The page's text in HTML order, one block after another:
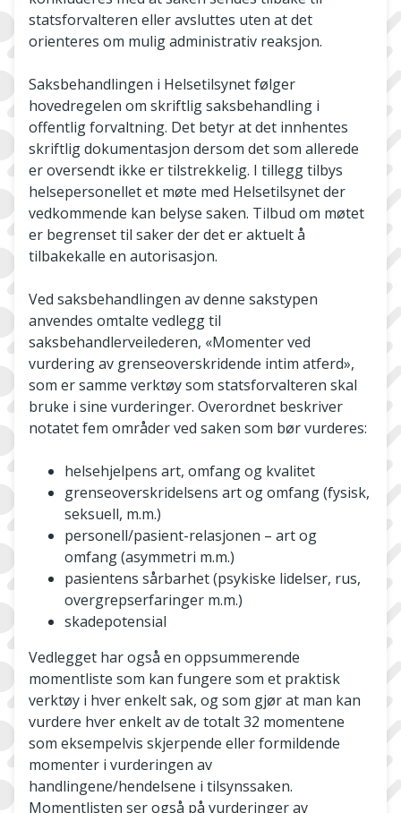
statsforvalteren eller avsluttes uten at det
orienteres om mulig administrativ reaksjon.
Saksbehandlingen i Helsetilsynet følger
hovedregelen om skriftlig saksbehandling i
offentlig forvaltning. Det betyr at det innhentes
skriftlig dokumentasjon dersom det som allerede
er oversendt ikke er tilstrekkelig. I tillegg tilbys
helsepersonellet et møte med Helsetilsynet der
vedkommende kan belyse saken. Tilbud om møtet
er begrenset til saker der det er aktuelt å
tilbakekalle en autorisasjon.
Ved saksbehandlingen av denne sakstypen
anvendes omtalte vedlegg til
saksbehandlerveilederen, «Momenter ved
vurdering av grenseoverskridende intim atferd»,
som er samme verktøy som statsforvalteren skal
bruke i sine vurderinger. Overordnet beskriver
notatet fem områder ved saken som bør vurderes:
helsehjelpens art, omfang og kvalitet
grenseoverskridelsens art og omfang (fysisk,
seksuell, m.m.)
personell/pasient-relasjonen – art og
omfang (asymmetri m.m.)
pasientens sårbarhet (psykiske lidelser, rus,
overgrepserfaringer m.m.)
skadepotensial
Vedlegget har også en oppsummerende
momentliste som kan fungere som et praktisk
verktøy i hver enkelt sak, og som gjør at man kan
vurdere hver enkelt av de totalt 32 momentene
som eksempelvis skjerpende eller formildende
momenter i vurderingen av
handlingene/hendelsene i tilsynssaken.
Momentlisten ser også på vurderinger av